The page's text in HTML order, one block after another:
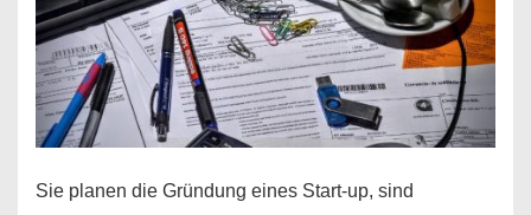
Sie planen die Gründung eines Start-up, sind